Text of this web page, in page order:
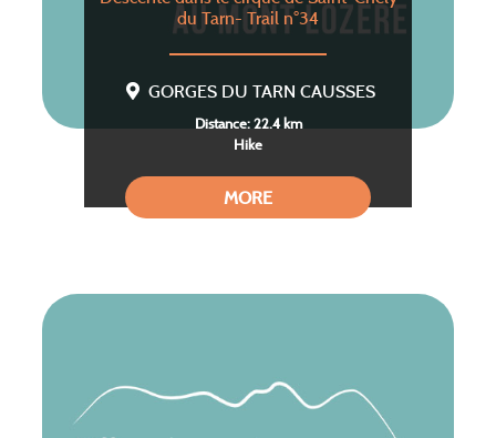
du Tarn- Trail n°34
GORGES DU TARN CAUSSES
Distance: 22.4 km
Hike
MORE